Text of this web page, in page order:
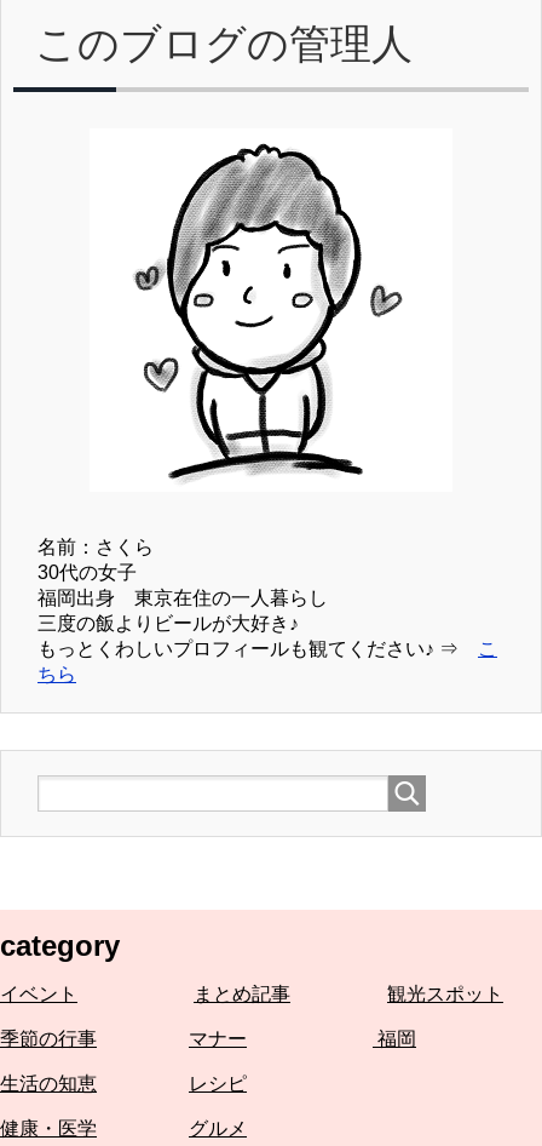
このブログの管理人
名前：さくら
30代の女子
福岡出身 東京在住の一人暮らし
三度の飯よりビールが大好き♪
もっとくわしいプロフィールも観てください♪ ⇒
こ
ちら
category
イベント まとめ記事 観光スポット
季節の行事 マナー 福岡
生活の知恵 レシピ
健康・医学 グルメ